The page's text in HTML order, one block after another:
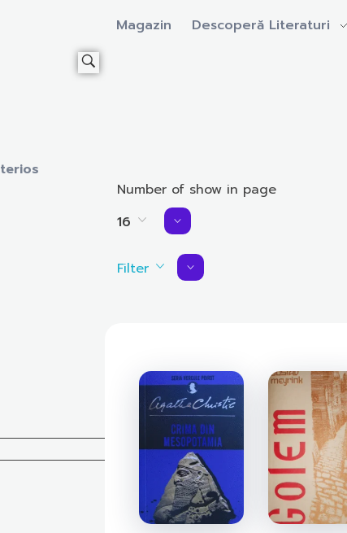
Magazin Descoperă Literaturi
Number of show in page
16
Filter
ISBN-10:
ISBN-13:
Goodreads:
Author(s):Publisher:
Published: